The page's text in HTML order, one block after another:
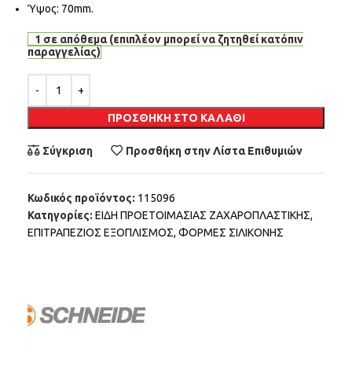
Ύψος: 70mm.
1 σε απόθεμα (επιπλέον μπορεί να ζητηθεί κατόπιν
παραγγελίας)
ΠΡΟΣΘΉΚΗ ΣΤΟ ΚΑΛΆΘΙ
Σύγκριση Προσθήκη στην Λίστα Επιθυμιών
Κωδικός προϊόντος: 115096
Κατηγορίες: ΕΙΔΗ ΠΡΟΕΤΟΙΜΑΣΙΑΣ ΖΑΧΑΡΟΠΛΑΣΤΙΚΗΣ,
ΕΠΙΤΡΑΠΕΖΙΟΣ ΕΞΟΠΛΙΣΜΟΣ, ΦΟΡΜΕΣ ΣΙΛΙΚΟΝΗΣ